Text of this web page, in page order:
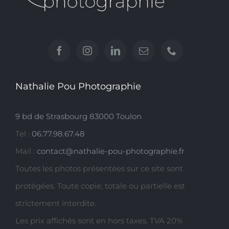
Nathalie Pou Photographie
9 bd de Strasbourg 83000 Toulon
Tel : 06.77.98.67.48
Mail : contact@nathalie-pou-photographie.fr
Toutes les photos présentées sur ce site sont
protégées. Toute copie, totale ou partielle est
strictement interdite.
Les prix affichés sont en hors taxes. TVA 20%